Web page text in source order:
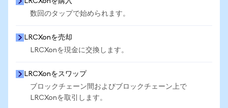
数回のタップで始められます。
LRCXonを売却
LRCXonを現金に交換します。
LRCXonをスワップ
ブロックチェーン間およびブロックチェーン上で
LRCXonを取引します。